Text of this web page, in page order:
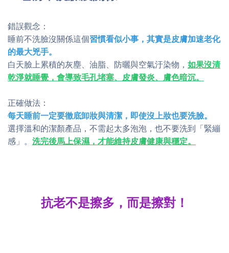
錯誤觀念：
睡前不洗臉沒關係這個習慣看似小事，其實是皮膚加速老化
的最大兇手。
白天臉上累積的灰塵、油脂、防曬與空氣汙染物， 如果沒清
乾淨就睡覺，會導致毛孔堵塞、皮膚發炎、膚色暗沉。
正確做法：
每天睡前一定要徹底卸妝與清潔，即使沒上妝也要洗臉。
選擇溫和的潔顏產品，不需起太多泡泡，也不要洗到「緊繃
感」。 洗完後馬上保濕，才能維持皮膚健康與穩定。
抗老不是擦多，而是擦對！